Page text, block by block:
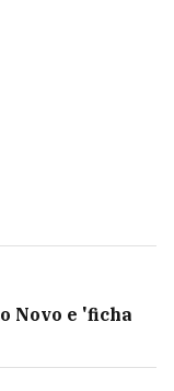
Novo e 'ficha